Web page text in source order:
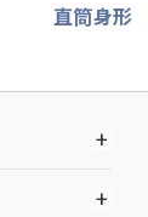
直筒身形
+
+